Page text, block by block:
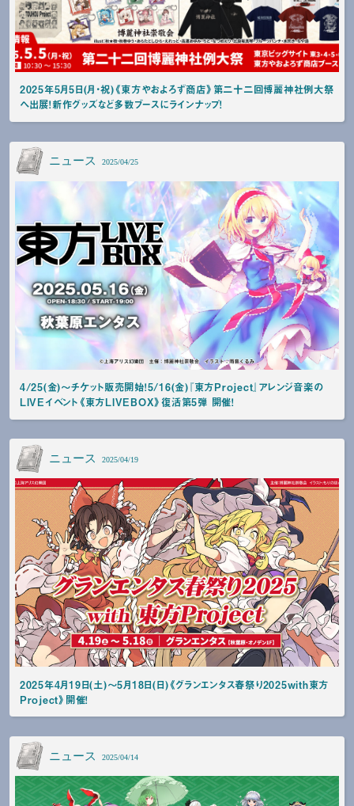
2025年5月5日(月・祝)《東方やおよろず商店》第二十二回博麗神社例大祭
へ出展！新作グッズなど多数ブースにラインナップ！
ニュース 2025/04/25
4/25(金)～チケット販売開始！5/16(金)『東方Project』アレンジ音楽の
LIVEイベント《東方LIVEBOX》復活第5弾 開催！
ニュース 2025/04/19
2025年4月19日(土)～5月18日(日)《グランエンタス春祭り2025with東方
Project》開催！
ニュース 2025/04/14